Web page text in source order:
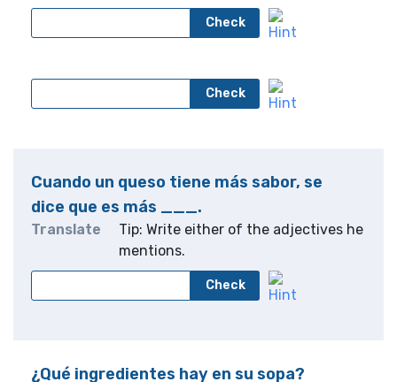
Check
Check
Cuando un queso tiene más sabor, se
dice que es más ___.
Translate
Tip: Write either of the adjectives he
mentions.
Check
¿Qué ingredientes hay en su sopa?